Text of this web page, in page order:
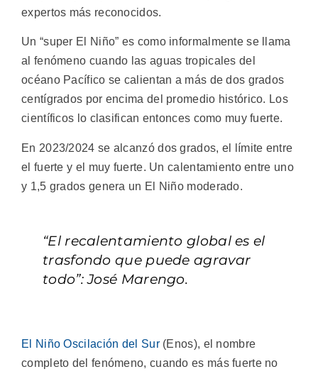
expertos más reconocidos.
Un “super El Niño” es como informalmente se llama
al fenómeno cuando las aguas tropicales del
océano Pacífico se calientan a más de dos grados
centígrados por encima del promedio histórico. Los
científicos lo clasifican entonces como muy fuerte.
En 2023/2024 se alcanzó dos grados, el límite entre
el fuerte y el muy fuerte. Un calentamiento entre uno
y 1,5 grados genera un El Niño moderado.
“El recalentamiento global es el
trasfondo que puede agravar
todo”: José Marengo.
El Niño Oscilación del Sur(Enos), el nombre
completo del fenómeno, cuando es más fuerte no